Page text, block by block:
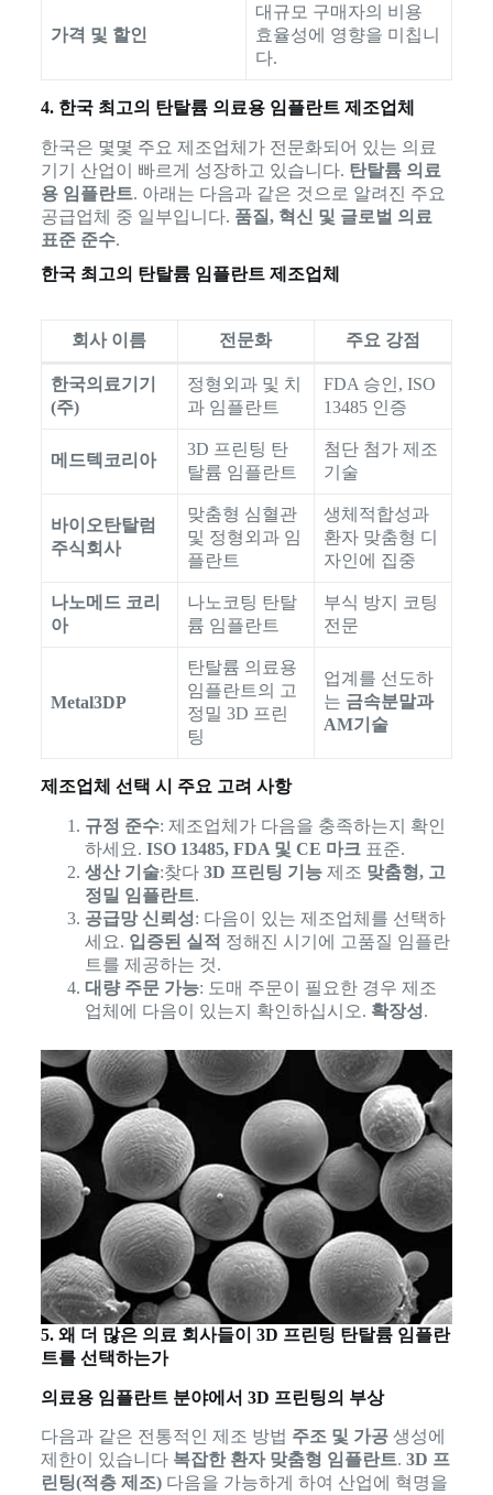
가격 및 할인
대규모 구매자의 비용
효율성에 영향을 미칩니
다.
4. 한국 최고의 탄탈륨 의료용 임플란트 제조업체
한국은 몇몇 주요 제조업체가 전문화되어 있는 의료
기기 산업이 빠르게 성장하고 있습니다. 탄탈륨 의료
용 임플란트. 아래는 다음과 같은 것으로 알려진 주요
공급업체 중 일부입니다. 품질, 혁신 및 글로벌 의료
표준 준수.
한국 최고의 탄탈륨 임플란트 제조업체
회사 이름 전문화 주요 강점
한국의료기기
(주)
정형외과 및 치
과 임플란트
FDA 승인, ISO
13485 인증
메드텍코리아
3D 프린팅 탄
탈륨 임플란트
첨단 첨가 제조
기술
바이오탄탈럼
주식회사
맞춤형 심혈관
및 정형외과 임
플란트
생체적합성과
환자 맞춤형 디
자인에 집중
나노메드 코리
아
나노코팅 탄탈
륨 임플란트
부식 방지 코팅
전문
Metal3DP
탄탈륨 의료용
임플란트의 고
정밀 3D 프린
팅
업계를 선도하
는 금속분말과
AM기술
제조업체 선택 시 주요 고려 사항
규정 준수: 제조업체가 다음을 충족하는지 확인
하세요. ISO 13485, FDA 및 CE 마크표준.
생산 기술:찾다 3D 프린팅 기능제조 맞춤형, 고
정밀 임플란트.
공급망 신뢰성: 다음이 있는 제조업체를 선택하
세요. 입증된 실적 정해진 시기에 고품질 임플란
트를 제공하는 것.
대량 주문 가능: 도매 주문이 필요한 경우 제조
업체에 다음이 있는지 확인하십시오. 확장성.
5. 왜 더 많은 의료 회사들이 3D 프린팅 탄탈륨 임플란
트를 선택하는가
의료용 임플란트 분야에서 3D 프린팅의 부상
다음과 같은 전통적인 제조 방법 주조 및 가공생성에
제한이 있습니다 복잡한 환자 맞춤형 임플란트. 3D 프
린팅(적층 제조)다음을 가능하게 하여 산업에 혁명을